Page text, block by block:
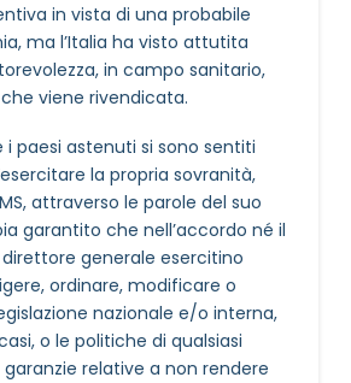
in vista di una probabile
ma l’Italia ha visto attutita
in campo sanitario,
viene rivendicata.
paesi astenuti si sono sentiti
la propria sovranità,
attraverso le parole del suo
garantito che nell’accordo né il
generale esercitino
ordinare, modificare o
nazionale e/o interna,
o le politiche di qualsiasi
relative a non rendere